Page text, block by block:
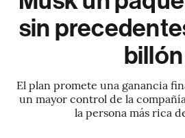
sin
billón
El plan promete una ganancia
un mayor control de la
la persona más rica